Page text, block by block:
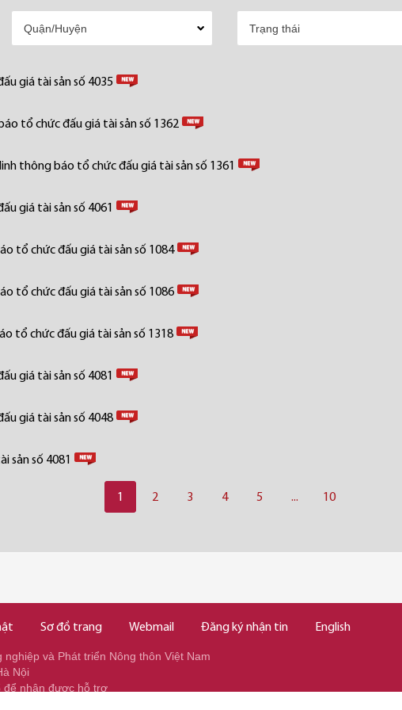
giá tài sản số 4035
tổ chức đấu giá tài sản số 1362
thông báo tổ chức đấu giá tài sản số 1361
giá tài sản số 4061
tổ chức đấu giá tài sản số 1084
tổ chức đấu giá tài sản số 1086
tổ chức đấu giá tài sản số 1318
giá tài sản số 4081
giá tài sản số 4048
sản số 4081
1 2 3 4 5 ... 10
Sơ đồ trang Webmail Đăng ký nhận tin English
và Phát triển Nông thôn Việt Nam
Nội
để nhận được hỗ trợ